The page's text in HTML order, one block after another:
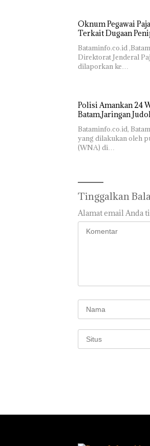
Oknum Pegawai
Terkait Dugaan
Bataminfo.co.id
Direktorat Jenderal
dilaporkan ke…
Polisi Amankan 24
Bataminfo.co.id,
yang dilakukan oleh
(WNA) di…
Tinggalkan
Alamat email Anda